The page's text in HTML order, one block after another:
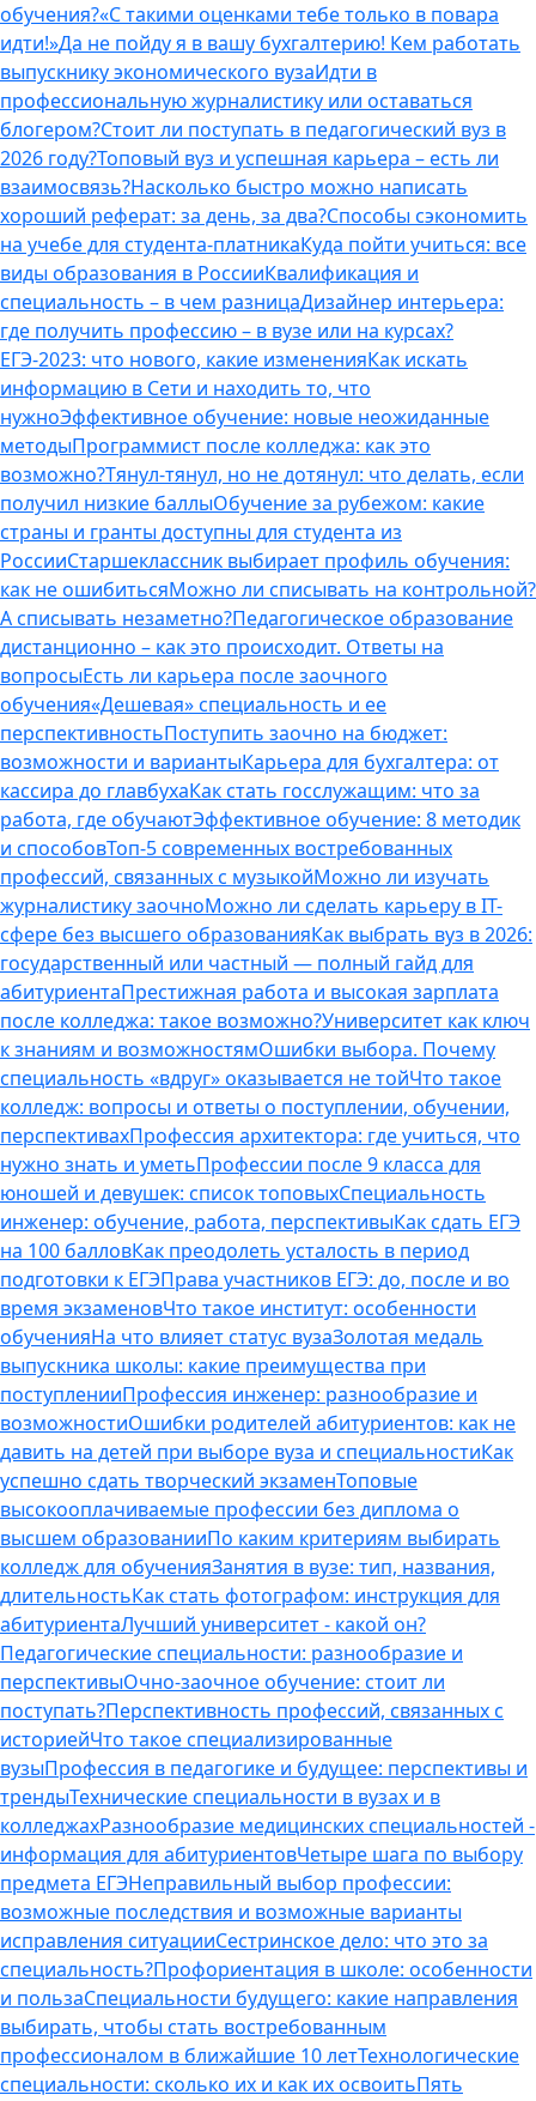
обучения?«С такими оценками тебе только в повара
идти!»Да не пойду я в вашу бухгалтерию! Кем работать
выпускнику экономического вузаИдти в
профессиональную журналистику или оставаться
блогером?Стоит ли поступать в педагогический вуз в
2026 году?Топовый вуз и успешная карьера – есть ли
взаимосвязь?Насколько быстро можно написать
хороший реферат: за день, за два?Способы сэкономить
на учебе для студента-платникаКуда пойти учиться: все
виды образования в РоссииКвалификация и
специальность – в чем разницаДизайнер интерьера:
где получить профессию – в вузе или на курсах?
ЕГЭ-2023: что нового, какие измененияКак искать
информацию в Сети и находить то, что
нужноЭффективное обучение: новые неожиданные
методыПрограммист после колледжа: как это
возможно?Тянул-тянул, но не дотянул: что делать, если
получил низкие баллыОбучение за рубежом: какие
страны и гранты доступны для студента из
РоссииСтаршеклассник выбирает профиль обучения:
как не ошибитьсяМожно ли списывать на контрольной?
А списывать незаметно?Педагогическое образование
дистанционно – как это происходит. Ответы на
вопросыЕсть ли карьера после заочного
обучения«Дешевая» специальность и ее
перспективностьПоступить заочно на бюджет:
возможности и вариантыКарьера для бухгалтера: от
кассира до главбухаКак стать госслужащим: что за
работа, где обучаютЭффективное обучение: 8 методик
и способовТоп-5 современных востребованных
профессий, связанных с музыкойМожно ли изучать
журналистику заочноМожно ли сделать карьеру в IT-
сфере без высшего образованияКак выбрать вуз в 2026:
государственный или частный — полный гайд для
абитуриентаПрестижная работа и высокая зарплата
после колледжа: такое возможно?Университет как ключ
к знаниям и возможностямОшибки выбора. Почему
специальность «вдруг» оказывается не тойЧто такое
колледж: вопросы и ответы о поступлении, обучении,
перспективахПрофессия архитектора: где учиться, что
нужно знать и уметьПрофессии после 9 класса для
юношей и девушек: список топовыхСпециальность
инженер: обучение, работа, перспективыКак сдать ЕГЭ
на 100 балловКак преодолеть усталость в период
подготовки к ЕГЭПрава участников ЕГЭ: до, после и во
время экзаменовЧто такое институт: особенности
обученияНа что влияет статус вузаЗолотая медаль
выпускника школы: какие преимущества при
поступленииПрофессия инженер: разнообразие и
возможностиОшибки родителей абитуриентов: как не
давить на детей при выборе вуза и специальностиКак
успешно сдать творческий экзаменТоповые
высокооплачиваемые профессии без диплома о
высшем образованииПо каким критериям выбирать
колледж для обученияЗанятия в вузе: тип, названия,
длительностьКак стать фотографом: инструкция для
абитуриентаЛучший университет - какой он?
Педагогические специальности: разнообразие и
перспективыОчно-заочное обучение: стоит ли
поступать?Перспективность профессий, связанных с
историейЧто такое специализированные
вузыПрофессия в педагогике и будущее: перспективы и
трендыТехнические специальности в вузах и в
колледжахРазнообразие медицинских специальностей -
информация для абитуриентовЧетыре шага по выбору
предмета ЕГЭНеправильный выбор профессии:
возможные последствия и возможные варианты
исправления ситуацииСестринское дело: что это за
специальность?Профориентация в школе: особенности
и пользаСпециальности будущего: какие направления
выбирать, чтобы стать востребованным
профессионалом в ближайшие 10 летТехнологические
специальности: сколько их и как их освоитьПять